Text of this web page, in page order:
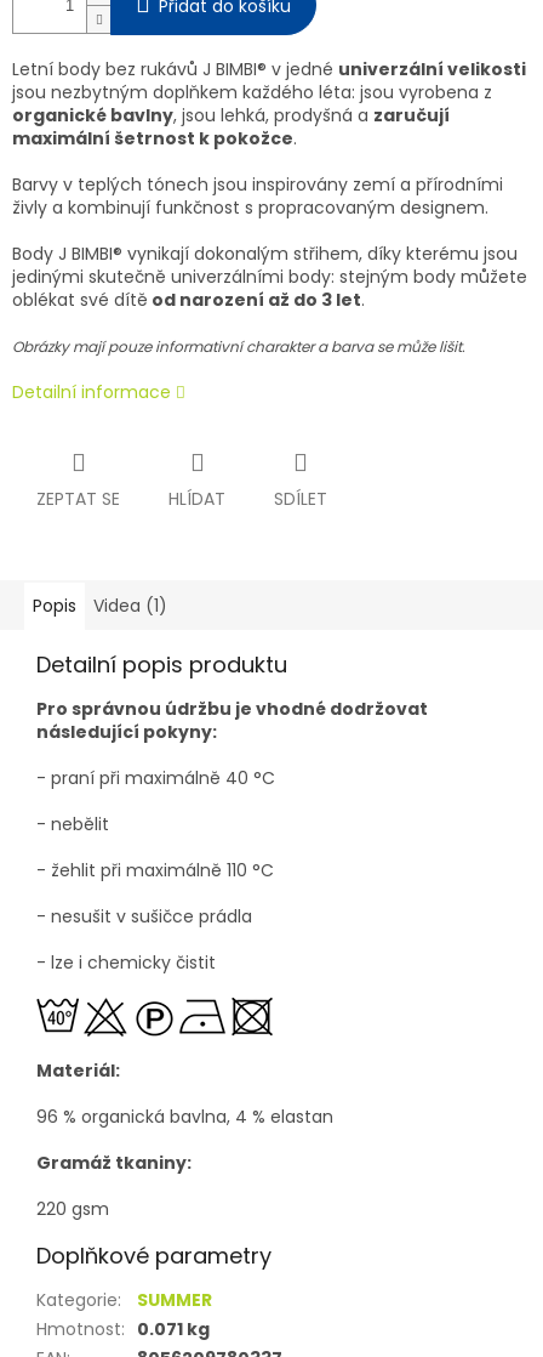
Přidat do košíku
Letní body bez rukávů J BIMBI® v jedné univerzální velikosti
jsou nezbytným doplňkem každého léta: jsou vyrobena z
organické bavlny, jsou lehká, prodyšná a zaručují
maximální šetrnost k pokožce.
Barvy v teplých tónech jsou inspirovány zemí a přírodními
živly a kombinují funkčnost s propracovaným designem.
Body J BIMBI® vynikají dokonalým střihem, díky kterému jsou
jedinými skutečně univerzálními body: stejným body můžete
oblékat své dítě od narození až do 3 let.
Obrázky mají pouze informativní charakter a barva se může lišit.
Detailní informace
ZEPTAT SE HLÍDAT SDÍLET
Popis Videa (1)
Detailní popis produktu
Pro správnou údržbu je vhodné dodržovat
následující pokyny:
- praní při maximálně 40 °C
- nebělit
- žehlit při maximálně 110 °C
- nesušit v sušičce prádla
- lze i chemicky čistit
Materiál:
96 % organická bavlna, 4 % elastan
Gramáž tkaniny:
220 gsm
Doplňkové parametry
Kategorie:
SUMMER
Hmotnost: 0.071 kg